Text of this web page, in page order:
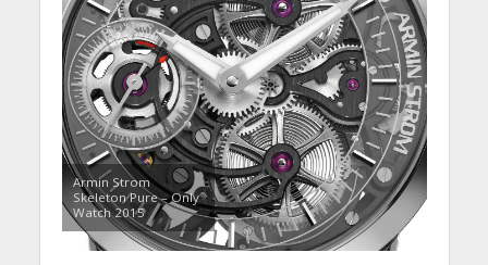
Armin Strom
Skeleton Pure – Only
Watch 2015